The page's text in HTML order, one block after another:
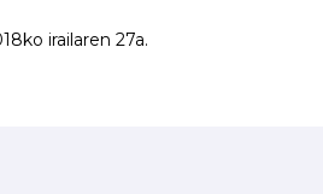
irailaren 27a.